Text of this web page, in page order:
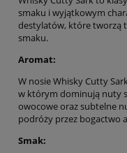
smaku i wyjątkowym
destylatów, które tworzą
smaku.
Aromat:
W nosie Whisky Cutty
w którym dominują nuty
owocowe oraz subtelne
podróży przez bogactwo
Smak: